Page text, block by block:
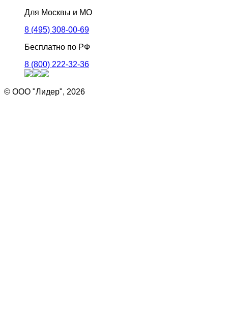
Для Москвы и МО
8 (495) 308-00-69
Бесплатно по РФ
8 (800) 222-32-36
© ООО "Лидер", 2026